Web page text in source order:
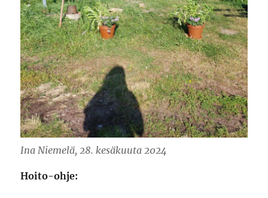
Ina Niemelä, 28. kesäkuuta 2024
Hoito-ohje: